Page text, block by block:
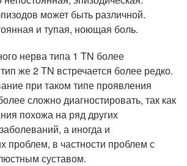
может быть различной.
и тупая, ноющая боль.
нерва типа 1 TN более
же 2 TN встречается более редко.
при таком типе проявления
сложно диагностировать, так как
похожа на ряд других
а иногда и
проблем, в частности проблем с
суставом.